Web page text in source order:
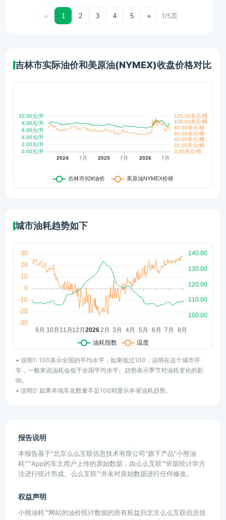
« 1 2 3 4 5 » 1/5页
吉林市实际油价和美原油(NYMEX)收盘价格对比
城市油耗趋势如下
• 说明1: 100表示全国的平均水平，如果低过100，说明在这个城市开
车，一般来说油耗会低于全国平均水平。趋势表示季节对油耗变化的影
响。
• 说明2: 如果本地车友数量不足100则显示本省油耗趋势。
报告说明
本报告基于"北京么么互联信息技术有限公司"旗下产品"小熊油
耗"™App的车主用户上传的原始数据，由么么互联™依据统计学方
法进行统计而成。么么互联™并未对原始数据进行任何修改。
权益声明
小熊油耗™网站的油价统计数据的所有权益归北京么么互联信息技